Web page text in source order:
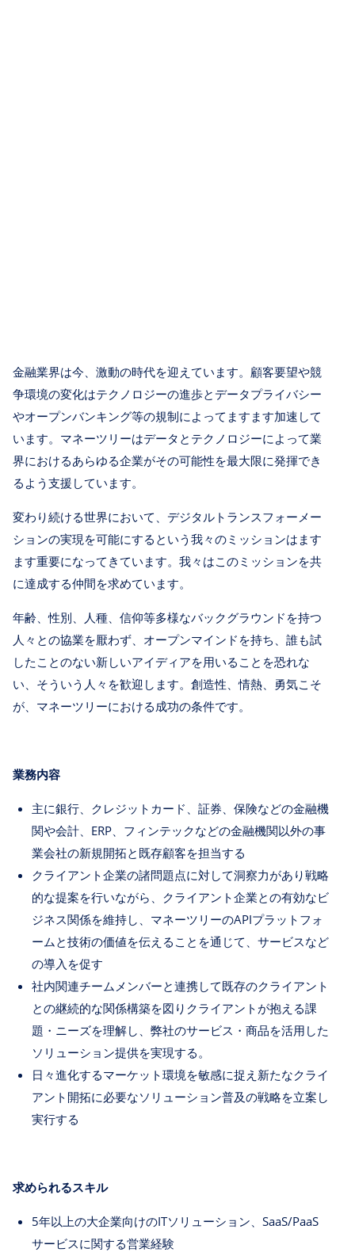
金融業界は今、激動の時代を迎えています。顧客要望や競
争環境の変化はテクノロジーの進歩とデータプライバシー
やオープンバンキング等の規制によってますます加速して
います。マネーツリーはデータとテクノロジーによって業
界におけるあらゆる企業がその可能性を最大限に発揮でき
るよう支援しています。
変わり続ける世界において、デジタルトランスフォーメー
ションの実現を可能にするという我々のミッションはます
ます重要になってきています。我々はこのミッションを共
に達成する仲間を求めています。
年齢、性別、人種、信仰等多様なバックグラウンドを持つ
人々との協業を厭わず、オープンマインドを持ち、誰も試
したことのない新しいアイディアを用いることを恐れな
い、そういう人々を歓迎します。創造性、情熱、勇気こそ
が、マネーツリーにおける成功の条件です。
業務内容
主に銀行、クレジットカード、証券、保険などの金融機
関や会計、ERP、フィンテックなどの金融機関以外の事
業会社の新規開拓と既存顧客を担当する
クライアント企業の諸問題点に対して洞察力があり戦略
的な提案を行いながら、クライアント企業との有効なビ
ジネス関係を維持し、マネーツリーのAPIプラットフォ
ームと技術の価値を伝えることを通じて、サービスなど
の導入を促す
社内関連チームメンバーと連携して既存のクライアント
との継続的な関係構築を図りクライアントが抱える課
題・ニーズを理解し、弊社のサービス・商品を活用した
ソリューション提供を実現する。
日々進化するマーケット環境を敏感に捉え新たなクライ
アント開拓に必要なソリューション普及の戦略を立案し
実行する
求められるスキル
5年以上の大企業向けのITソリューション、SaaS/PaaS
サービスに関する営業経験